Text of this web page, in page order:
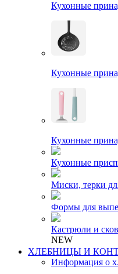
Кухонные
Кухонные
Кухонные
Кухонные
Миски, терки
Формы для
Кастрюли и
NEW
ХЛЕБНИЦЫ И
Информация о